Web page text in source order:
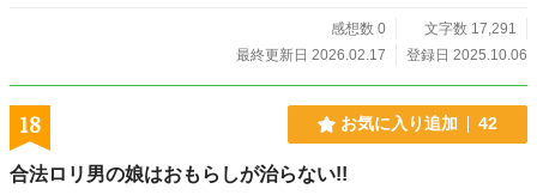
感想数 0
文字数 17,291
最終更新日 2026.02.17
登録日 2025.10.06
18 お気に入り追加 42
合法ロリ男の娘はおもらしが治らない!!